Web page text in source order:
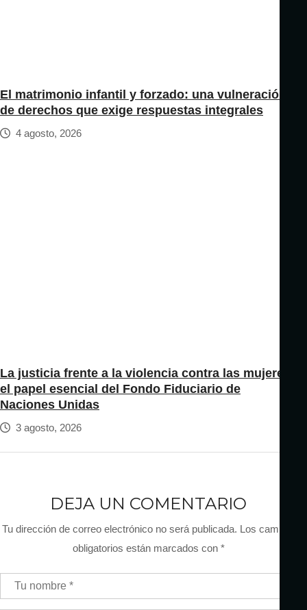
El matrimonio infantil y forzado: una vulneración
de derechos que exige respuestas integrales
4 agosto, 2026
La justicia frente a la violencia contra las mujeres:
el papel esencial del Fondo Fiduciario de
Naciones Unidas
3 agosto, 2026
DEJA UN COMENTARIO
Tu dirección de correo electrónico no será publicada. Los campos
obligatorios están marcados con *